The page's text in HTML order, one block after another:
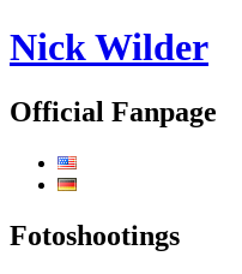
Nick Wilder
Official Fanpage
Fotoshootings